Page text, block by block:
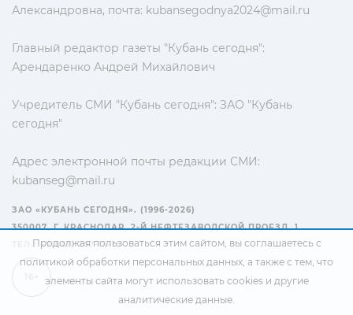
Александровна, почта: kubansegodnya2024@mail.ru
Главный редактор газеты "Кубань сегодня":
Арендаренко Андрей Михайлович
Учредитель СМИ "Кубань сегодня": ЗАО "Кубань
сегодня"
Адрес электронной почты редакции СМИ:
kubanseg@mail.ru
ЗАО «КУБАНЬ СЕГОДНЯ». (1996-2026)
350007, Г. КРАСНОДАР, 2-Й НЕФТЕЗАВОДСКОЙ ПРОЕЗД, 1
ТЕЛ.: +7(861) 267-15-15
Продолжая пользоваться этим сайтом, вы соглашаетесь с
политикой обработки персональных данных, а также с тем, что
элементы сайта могут использовать cookies и другие
аналитические данные.